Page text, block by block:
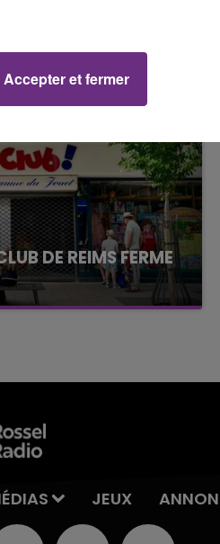
DE REIMS FERME
du centre-ville
Champagne FM
JEUX
Accepter et fermer